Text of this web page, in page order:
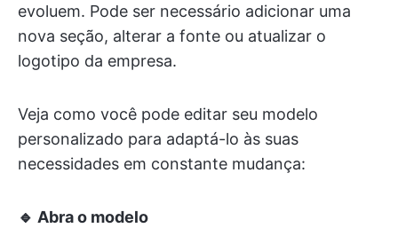
evoluem. Pode ser necessário adicionar uma
nova seção, alterar a fonte ou atualizar o
logotipo da empresa.
Veja como você pode editar seu modelo
personalizado para adaptá-lo às suas
necessidades em constante mudança:
🔹 Abra o modelo